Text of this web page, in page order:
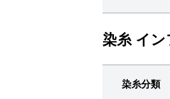
染糸 イ
染糸分類